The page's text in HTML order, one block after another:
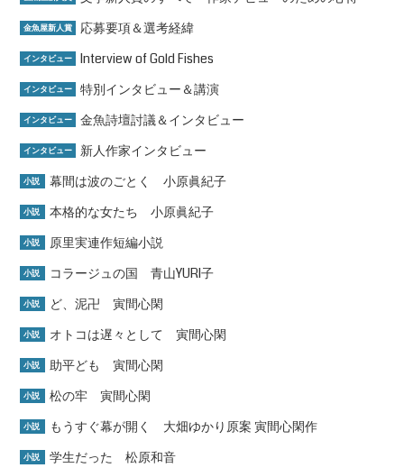
金魚屋新人賞 応募要項＆選考経緯
インタビュー Interview of Gold Fishes
インタビュー 特別インタビュー＆講演
インタビュー 金魚詩壇討議＆インタビュー
インタビュー 新人作家インタビュー
小説 幕間は波のごとく 小原眞紀子
小説 本格的な女たち 小原眞紀子
小説 原里実連作短編小説
小説 コラージュの国 青山YURI子
小説 ど、泥卍 寅間心閑
小説 オトコは遅々として 寅間心閑
小説 助平ども 寅間心閑
小説 松の牢 寅間心閑
小説 もうすぐ幕が開く 大畑ゆかり原案 寅間心閑作
小説 学生だった 松原和音